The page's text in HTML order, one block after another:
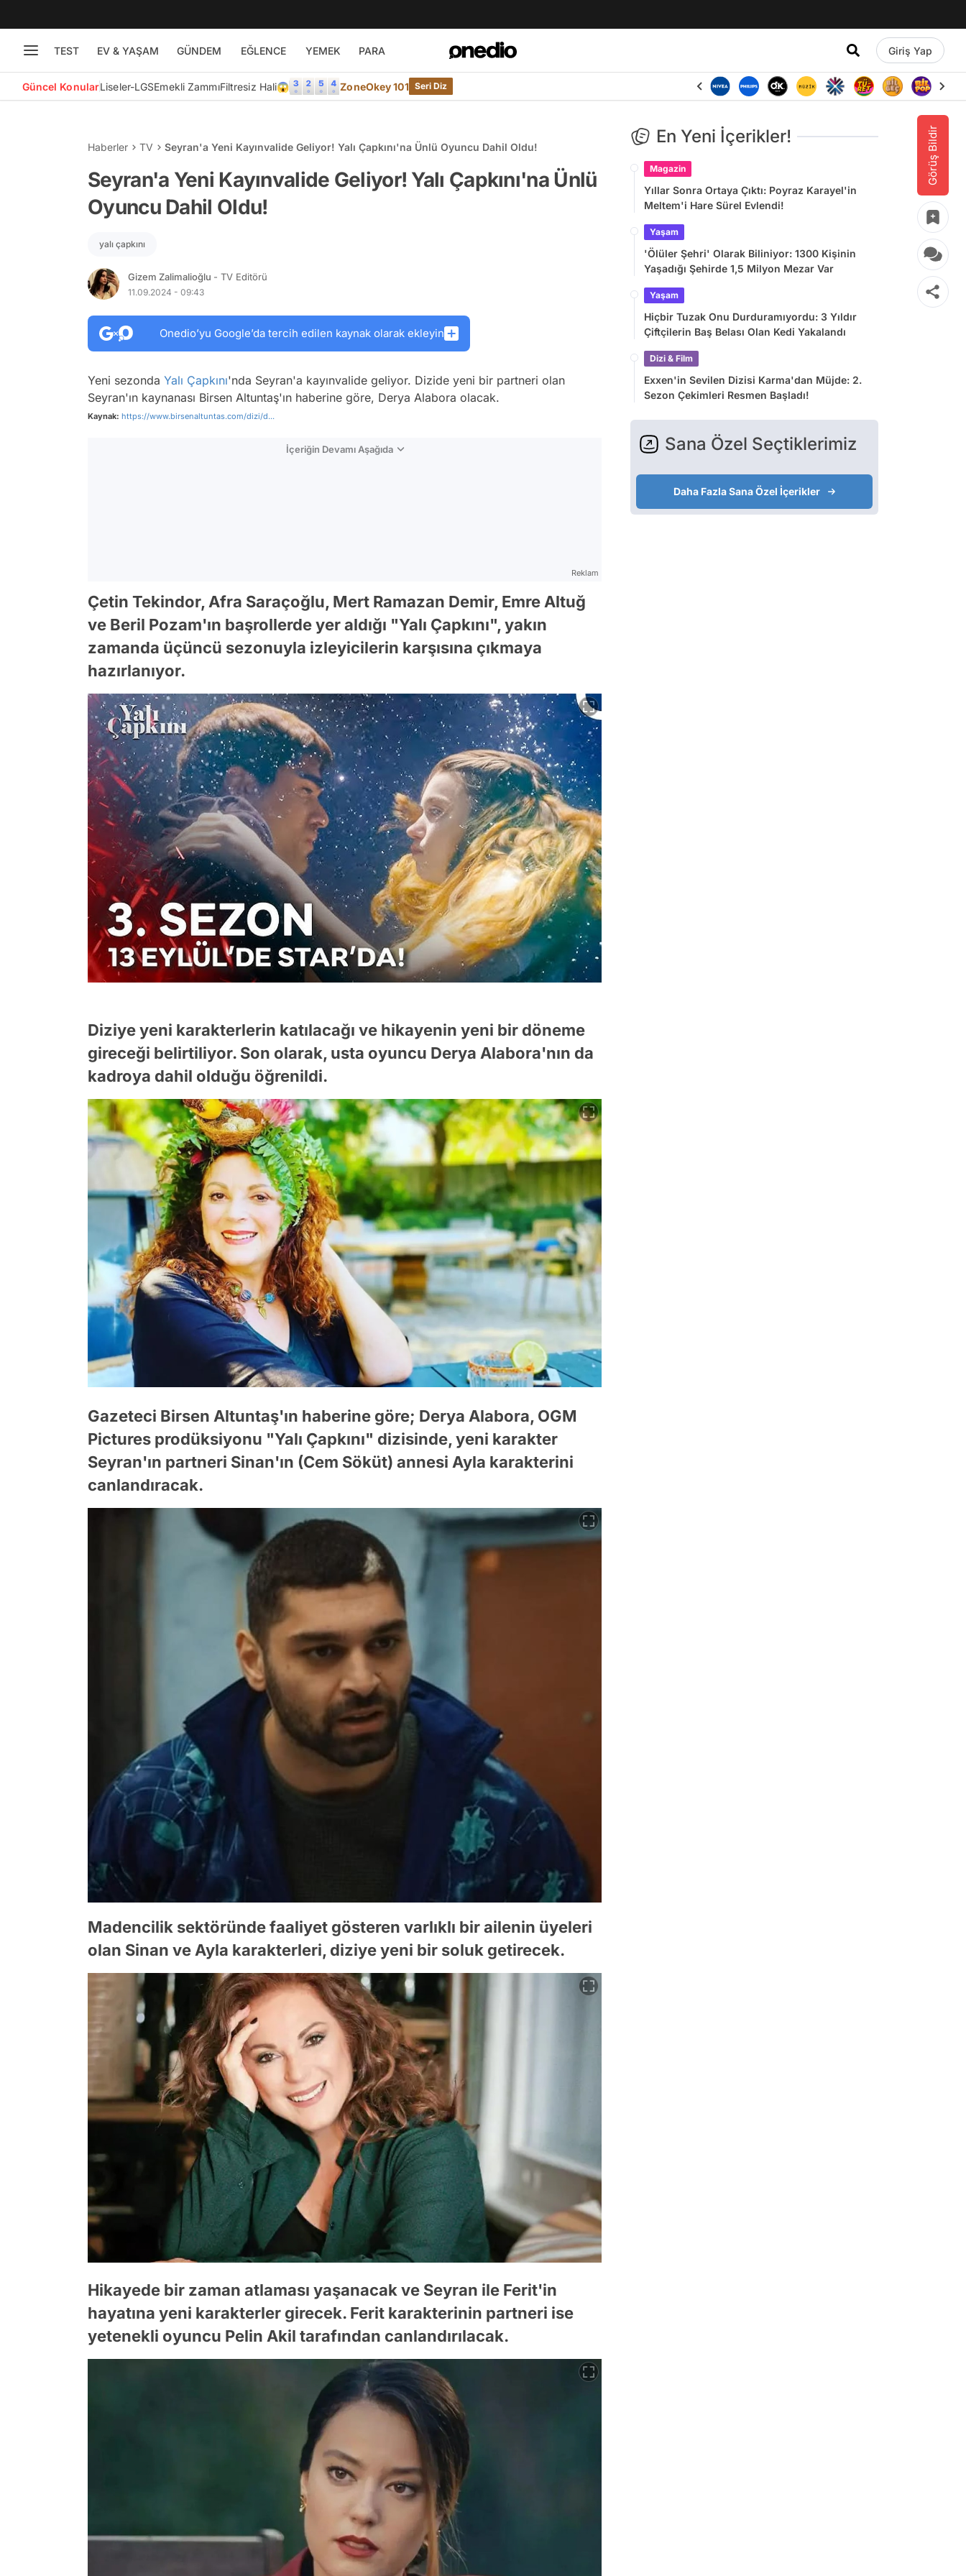
TEST EV & YAŞAM GÜNDEM EĞLENCE YEMEK PARA Giriş Yap
Güncel KonularLiseler-LGSEmekli ZammıFiltresiz Hali😱 ZoneOkey 101 Seri Diz
Görüş Bildir
Haberler TV Seyran'a Yeni Kayınvalide Geliyor! Yalı Çapkını'na Ünlü Oyuncu Dahil Oldu!
Seyran'a Yeni Kayınvalide Geliyor! Yalı Çapkını'na Ünlü
Oyuncu Dahil Oldu!
yalı çapkını
Gizem Zalimalioğlu - TV Editörü
11.09.2024 - 09:43
Onedio’yu Google’da tercih edilen kaynak olarak ekleyin
Yeni sezonda Yalı Çapkını'nda Seyran'a kayınvalide geliyor. Dizide yeni bir partneri olan
Seyran'ın kaynanası Birsen Altuntaş'ın haberine göre, Derya Alabora olacak.
Kaynak: https://www.birsenaltuntas.com/dizi/d...
İçeriğin Devamı Aşağıda
Reklam
Çetin Tekindor, Afra Saraçoğlu, Mert Ramazan Demir, Emre Altuğ
ve Beril Pozam'ın başrollerde yer aldığı "Yalı Çapkını", yakın
zamanda üçüncü sezonuyla izleyicilerin karşısına çıkmaya
hazırlanıyor.
Diziye yeni karakterlerin katılacağı ve hikayenin yeni bir döneme
gireceği belirtiliyor. Son olarak, usta oyuncu Derya Alabora'nın da
kadroya dahil olduğu öğrenildi.
Gazeteci Birsen Altuntaş'ın haberine göre; Derya Alabora, OGM
Pictures prodüksiyonu "Yalı Çapkını" dizisinde, yeni karakter
Seyran'ın partneri Sinan'ın (Cem Söküt) annesi Ayla karakterini
canlandıracak.
Madencilik sektöründe faaliyet gösteren varlıklı bir ailenin üyeleri
olan Sinan ve Ayla karakterleri, diziye yeni bir soluk getirecek.
Hikayede bir zaman atlaması yaşanacak ve Seyran ile Ferit'in
hayatına yeni karakterler girecek. Ferit karakterinin partneri ise
yetenekli oyuncu Pelin Akil tarafından canlandırılacak.
En Yeni İçerikler!
Magazin
Yıllar Sonra Ortaya Çıktı: Poyraz Karayel'in
Meltem'i Hare Sürel Evlendi!
Yaşam
'Ölüler Şehri' Olarak Biliniyor: 1300 Kişinin
Yaşadığı Şehirde 1,5 Milyon Mezar Var
Yaşam
Hiçbir Tuzak Onu Durduramıyordu: 3 Yıldır
Çiftçilerin Baş Belası Olan Kedi Yakalandı
Dizi & Film
Exxen'in Sevilen Dizisi Karma'dan Müjde: 2.
Sezon Çekimleri Resmen Başladı!
Sana Özel Seçtiklerimiz
Daha Fazla Sana Özel İçerikler